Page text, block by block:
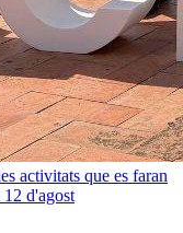
activitats que es faran
d'agost